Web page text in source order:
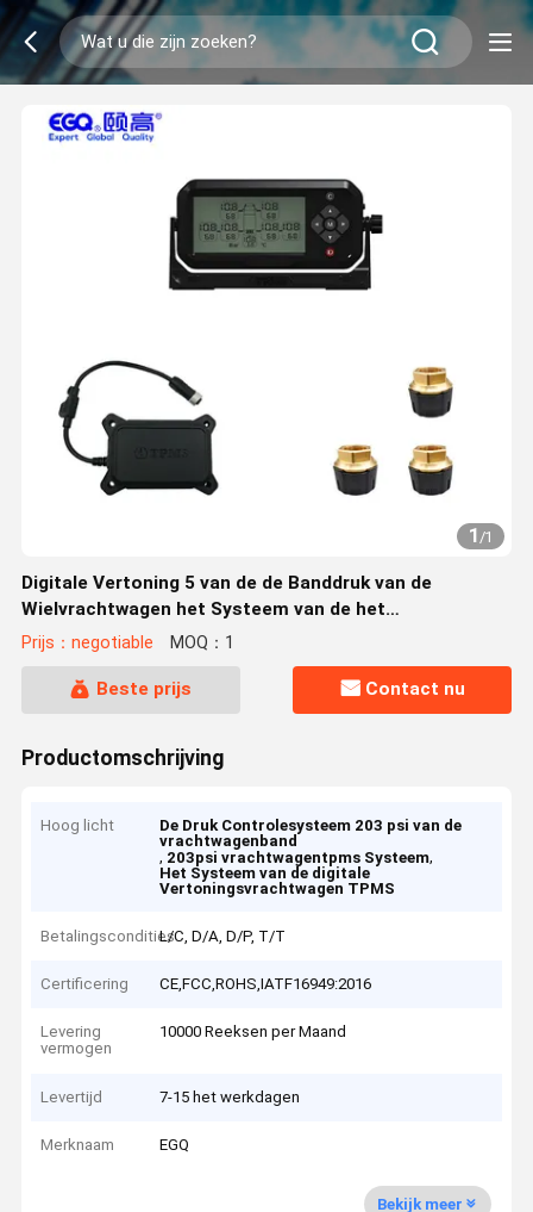
1/1
Digitale Vertoning 5 van de de Banddruk van de
Wielvrachtwagen het Systeem van de het
Controlesysteemvrachtwagen TPMS
Prijs：negotiable MOQ：1
Beste prijs Contact nu
Productomschrijving
Hoog licht
De Druk Controlesysteem 203 psi van de
vrachtwagenband
, 203psi vrachtwagentpms Systeem,
Het Systeem van de digitale
Vertoningsvrachtwagen TPMS
BetalingsconditiesL/C, D/A, D/P, T/T
Certificering CE,FCC,ROHS,IATF16949:2016
Levering
vermogen
10000 Reeksen per Maand
Levertijd 7-15 het werkdagen
Merknaam EGQ
Bekijk meer